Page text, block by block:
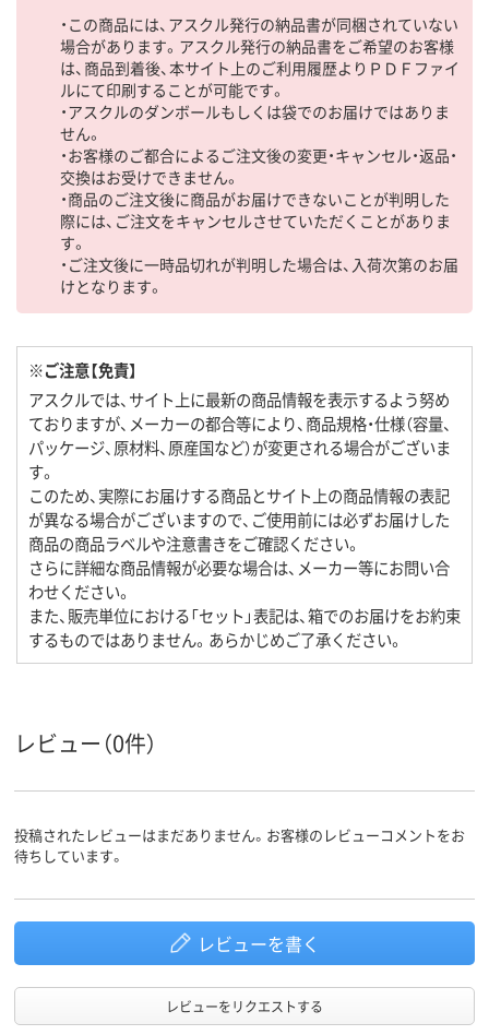
・この商品には、アスクル発行の納品書が同梱されていない
場合があります。アスクル発行の納品書をご希望のお客様
は、商品到着後、本サイト上のご利用履歴よりＰＤＦファイ
ルにて印刷することが可能です。
・アスクルのダンボールもしくは袋でのお届けではありま
せん。
・お客様のご都合によるご注文後の変更・キャンセル・返品・
交換はお受けできません。
・商品のご注文後に商品がお届けできないことが判明した
際には、ご注文をキャンセルさせていただくことがありま
す。
・ご注文後に一時品切れが判明した場合は、入荷次第のお届
けとなります。
※ご注意【免責】
アスクルでは、サイト上に最新の商品情報を表示するよう努め
ておりますが、メーカーの都合等により、商品規格・仕様（容量、
パッケージ、原材料、原産国など）が変更される場合がございま
す。
このため、実際にお届けする商品とサイト上の商品情報の表記
が異なる場合がございますので、ご使用前には必ずお届けした
商品の商品ラベルや注意書きをご確認ください。
さらに詳細な商品情報が必要な場合は、メーカー等にお問い合
わせください。
また、販売単位における「セット」表記は、箱でのお届けをお約束
するものではありません。あらかじめご了承ください。
レビュー（0件）
投稿されたレビューはまだありません。お客様のレビューコメントをお
待ちしています。
レビューを書く
レビューをリクエストする